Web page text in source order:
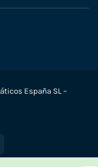
España SL –
On